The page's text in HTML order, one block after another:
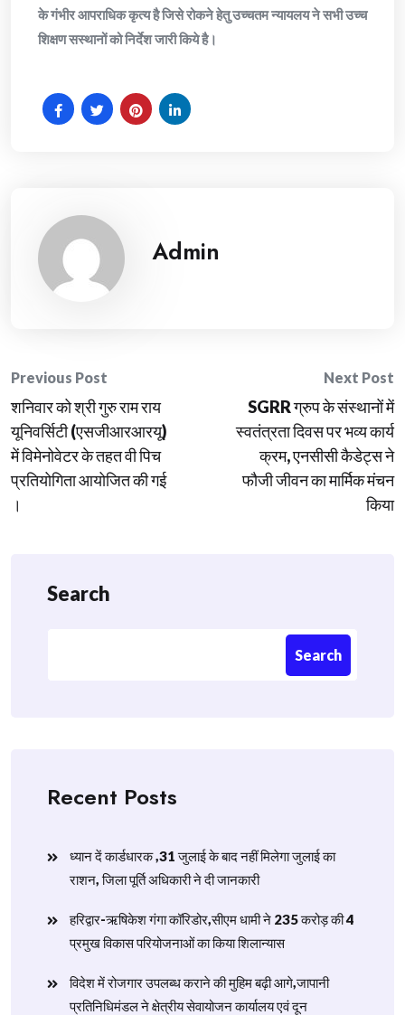
के गंभीर आपराधिक कृत्य है जिसे रोकने हेतु उच्चतम न्यायलय ने सभी उच्च
शिक्षण सस्थानों को निर्देश जारी किये है।
Admin
Post
navigation
Previous Post
शनिवार को श्री गुरु राम राय
यूनिवर्सिटी (एसजीआरआरयू)
में विमेनोवेटर के तहत वी पिच
प्रतियोगिता आयोजित की गई
।
Next Post
SGRR ग्रुप के संस्थानों में
स्वतंत्रता दिवस पर भव्य कार्य
क्रम, एनसीसी कैडेट्स ने
फौजी जीवन का मार्मिक मंचन
किया
Search
Search
Recent Posts
ध्यान दें कार्डधारक ,31 जुलाई के बाद नहीं मिलेगा जुलाई का
राशन, जिला पूर्ति अधिकारी ने दी जानकारी
हरिद्वार-ऋषिकेश गंगा कॉरिडोर,सीएम धामी ने 235 करोड़ की 4
प्रमुख विकास परियोजनाओं का किया शिलान्यास
विदेश में रोजगार उपलब्ध कराने की मुहिम बढ़ी आगे,जापानी
प्रतिनिधिमंडल ने क्षेत्रीय सेवायोजन कार्यालय एवं दून